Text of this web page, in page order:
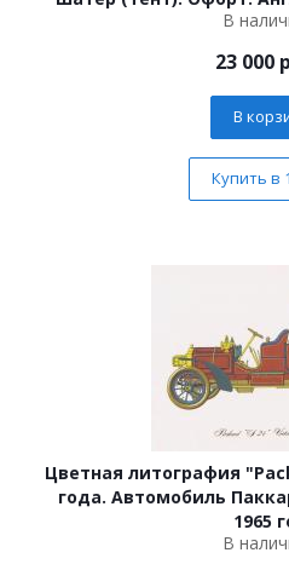
В
23 000
В
Купить в
Цветная литография
года. Автомобиль
1965
В